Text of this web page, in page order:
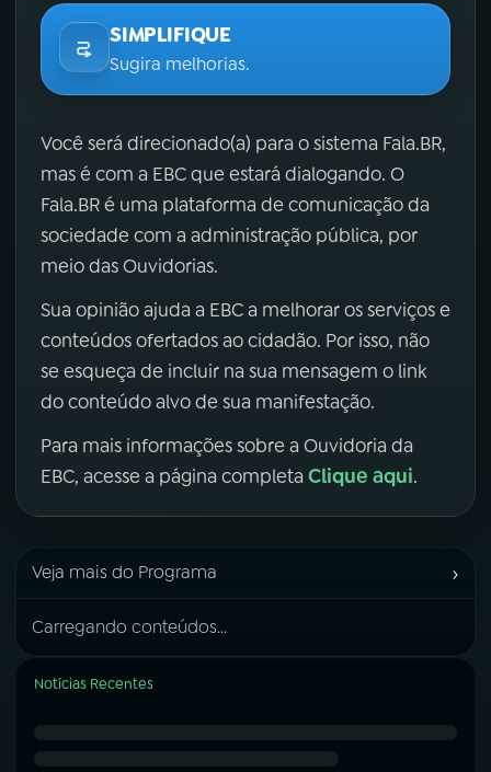
SIMPLIFIQUE
Sugira melhorias.
Você será direcionado(a) para o sistema Fala.BR,
mas é com a EBC que estará dialogando. O
Fala.BR é uma plataforma de comunicação da
sociedade com a administração pública, por
meio das Ouvidorias.
Sua opinião ajuda a EBC a melhorar os serviços e
conteúdos ofertados ao cidadão. Por isso, não
se esqueça de incluir na sua mensagem o link
do conteúdo alvo de sua manifestação.
Para mais informações sobre a Ouvidoria da
EBC, acesse a página completa Clique aqui.
Veja mais do Programa ›
Carregando conteúdos...
Notícias Recentes